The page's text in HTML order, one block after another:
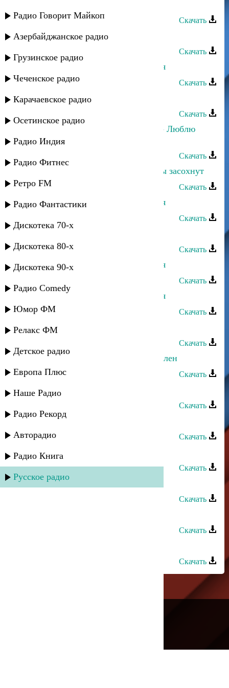
Радио Говорит Майкоп
Азербайджанское радио
Грузинское радио
Чеченское радио
Карачаевское радио
Осетинское радио
Радио Индия
Радио Фитнес
Ретро FM
Радио Фантастики
Дискотека 70-х
Дискотека 80-х
Дискотека 90-х
Радио Comedy
Юмор ФМ
Релакс ФМ
Детское радио
Европа Плюс
Наше Радио
Радио Рекорд
Авторадио
Радио Книга
Русское радио
Скачать
Рустам Ахмедханов - Без тебя
Скачать
Рустам Ахмедханов - Пою для тебя
Скачать
Руслан Рамазанов - Ищу тебя
Скачать
Руслана Собиева, Зарина Бугаева - Люблю
тебя
Скачать
Руслан Магомедов - Без тебя цветы засохнут
Скачать
Рустам Мулдаров - Не хватает тебя
Скачать
Скачать
Рустам Мулдаров - Не хватает тебя
Скачать
Рустам Ахмедханов - Пою для тебя
Скачать
Руслан Магомедов - Ищу тебя
Скачать
Руслан Магомедов - Я в тебя влюблен
Скачать
Руслан Камалов - А я люблю тебя
Скачать
Archi-M - Для тебя, моя любимая
Скачать
Ариф Мамедалиев - Для тебя
Скачать
Digo - Без тебя
Скачать
Скачать
Скачать